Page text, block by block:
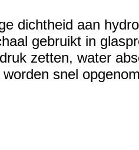
dichtheid aan
gebruikt in
zetten, water
snel